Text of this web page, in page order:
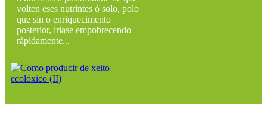
volten eses nutrintes ó solo, polo
que sin o enriquecimento
posterior, iriase empobrecendo
rápidamente...